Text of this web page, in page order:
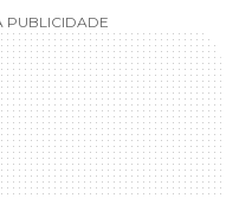
PUBLICIDADE